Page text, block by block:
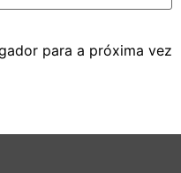
para a próxima vez